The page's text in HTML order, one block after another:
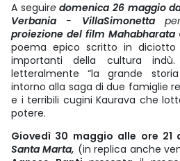
A seguiredomenica 26 maggio
Verbania - VillaSimonettaper
proiezione del film Mahabharata
poema epico scritto in
importanti della cultura
letteralmente “la grande
intorno alla saga di due famiglie
e i terribili cugini Kaurava che
potere.
Giovedì 30 maggio alle ore 21
Santa Marta, (in replica anche